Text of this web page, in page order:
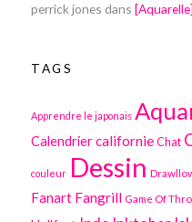
perrick jones dans
TAGS
Apprendre le japonais
Calendriercalifornie Chat
couleur Dessin
Fanart Fangrill Game Of